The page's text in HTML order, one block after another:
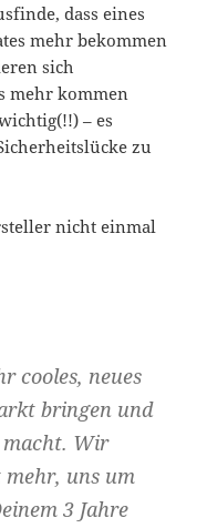
dass eines
mehr bekommen
sich
mehr kommen
– es
zu
nicht einmal
cooles, neues
bringen und
macht. Wir
uns um
3 Jahre